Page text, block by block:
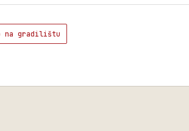
na gradilištu